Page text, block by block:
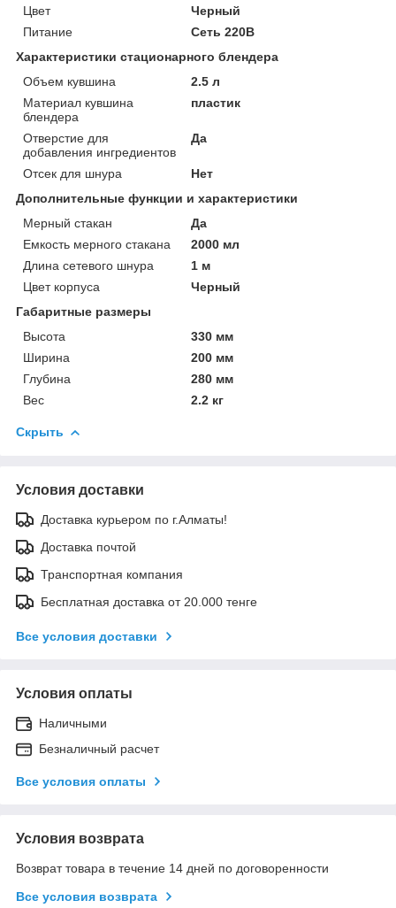
Цвет
Черный
Питание
Сеть 220В
Характеристики стационарного блендера
Объем кувшина
2.5 л
Материал кувшина
блендера
пластик
Отверстие для
добавления ингредиентов
Да
Отсек для шнура
Нет
Дополнительные функции и характеристики
Мерный стакан
Да
Емкость мерного стакана
2000 мл
Длина сетевого шнура
1 м
Цвет корпуса
Черный
Габаритные размеры
Высота
330 мм
Ширина
200 мм
Глубина
280 мм
Вес
2.2 кг
Скрыть
Условия доставки
Доставка курьером по г.Алматы!
Доставка почтой
Транспортная компания
Бесплатная доставка от 20.000 тенге
Все условия доставки
Условия оплаты
Наличными
Безналичный расчет
Все условия оплаты
Условия возврата
Возврат товара в течение 14 дней по договоренности
Все условия возврата